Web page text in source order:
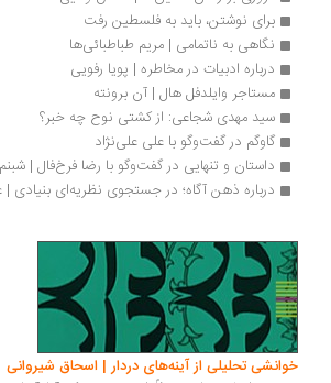
برای نوشتن، باید به فلسطین رفت
نگاهی به ناتمامی | مریم طباطبائی‌ها
درباره ادبیات در مخاطره | پویا رفویی
مستاجر وایلدفل هال | آن برونته
سید مهدی شجاعی: از کشتی نوح چه خبر؟
گاوگم در گفت‌وگو با علی علی‌نژاد
داستان و تنهایی در گفت‌وگو با رضا فرخ‌فال | شبنم کهن‌چی
درباره ذهن آگاه؛ در جستجوی نظریه‌ای بنیادی | علی
تحلیلی از آینه‌های دردار | اسحاق شیروانی